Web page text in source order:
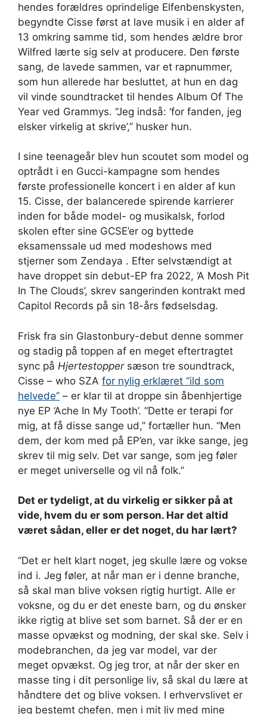
hendes forældres oprindelige Elfenbenskysten,
begyndte Cisse først at lave musik i en alder af
13 omkring samme tid, som hendes ældre bror
Wilfred lærte sig selv at producere. Den første
sang, de lavede sammen, var et rapnummer,
som hun allerede har besluttet, at hun en dag
vil vinde soundtracket til hendes Album Of The
Year ved Grammys. “Jeg indså: ‘for fanden, jeg
elsker virkelig at skrive’,” husker hun.
I sine teenageår blev hun scoutet som model og
optrådt i en Gucci-kampagne som hendes
første professionelle koncert i en alder af kun
15. Cisse, der balancerede spirende karrierer
inden for både model- og musikalsk, forlod
skolen efter sine GCSE’er og byttede
eksamenssale ud med modeshows med
stjerner som Zendaya . Efter selvstændigt at
have droppet sin debut-EP fra 2022, ‘A Mosh Pit
In The Clouds’, skrev sangerinden kontrakt med
Capitol Records på sin 18-års fødselsdag.
Frisk fra sin Glastonbury-debut denne sommer
og stadig på toppen af ​​en meget eftertragtet
sync på Hjertestoppersæson tre soundtrack,
Cisse – who SZA for nylig erklæret “ild som
helvede” – er klar til at droppe sin åbenhjertige
nye EP ‘Ache In My Tooth’. “Dette er terapi for
mig, at få disse sange ud,” fortæller hun. “Men
dem, der kom med på EP’en, var ikke sange, jeg
skrev til mig selv. Det var sange, som jeg føler
er meget universelle og vil nå folk.”
Det er tydeligt, at du virkelig er sikker på at
vide, hvem du er som person. Har det altid
været sådan, eller er det noget, du har lært?
”Det er helt klart noget, jeg skulle lære og vokse
ind i. Jeg føler, at når man er i denne branche,
så skal man blive voksen rigtig hurtigt. Alle er
voksne, og du er det eneste barn, og du ønsker
ikke rigtig at blive set som barnet. Så der er en
masse opvækst og modning, der skal ske. Selv i
modebranchen, da jeg var model, var der
meget opvækst. Og jeg tror, ​​at når der sker en
masse ting i dit personlige liv, så skal du lære at
håndtere det og blive voksen. I erhvervslivet er
jeg bestemt chefen, men i mit liv med mine